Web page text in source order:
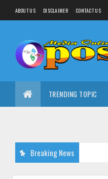
ABOUT US DISCLAIMER CONTACT US
TRENDING TOPIC
Breaking News